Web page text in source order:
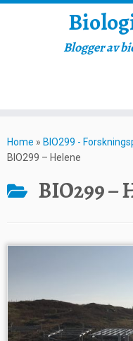
to
content
Blogger av
Home » BIO299 -
BIO299 – Helene
BIO299 –